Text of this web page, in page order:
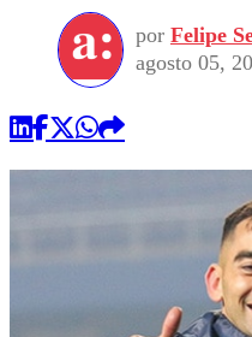
por Felipe
agosto 05,